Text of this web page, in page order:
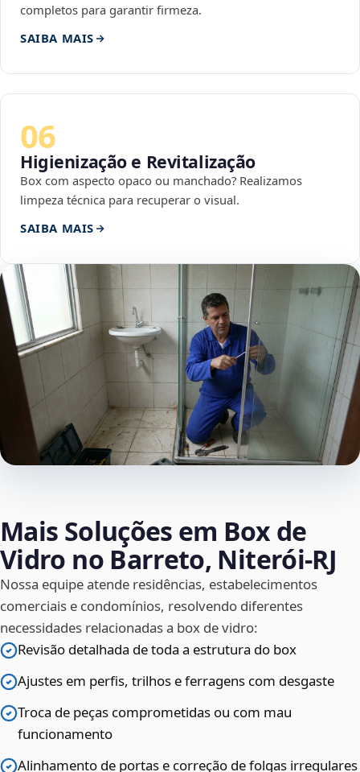
completos para garantir firmeza.
SAIBA MAIS
06
Higienização e Revitalização
Box com aspecto opaco ou manchado? Realizamos
limpeza técnica para recuperar o visual.
SAIBA MAIS
Mais Soluções em Box de
Vidro no Barreto, Niterói‑RJ
Nossa equipe atende residências, estabelecimentos
comerciais e condomínios, resolvendo diferentes
necessidades relacionadas a box de vidro:
Revisão detalhada de toda a estrutura do box
Ajustes em perfis, trilhos e ferragens com desgaste
Troca de peças comprometidas ou com mau
funcionamento
Alinhamento de portas e correção de folgas irregulares